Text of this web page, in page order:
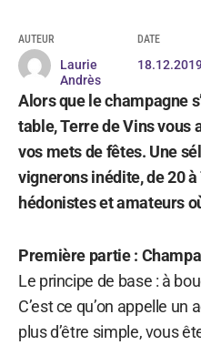
AUTEUR
Laurie
Andrès
DATE
Alors que le champagne
table, Terre de Vins vous
vos mets de fêtes. Une
vignerons inédite, de 20
hédonistes et amateurs
Première partie :
Le principe de base : à
C’est ce qu’on appelle
plus d’être simple, vous